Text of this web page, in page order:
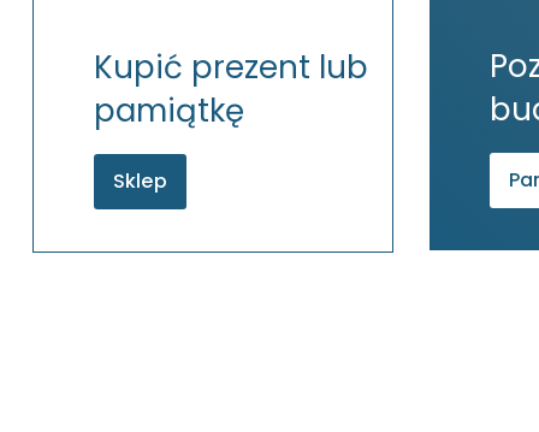
Kupić prezent lub
pamiątkę
Sklep